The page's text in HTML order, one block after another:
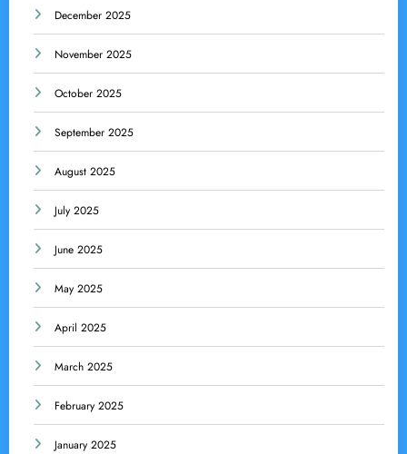
December 2025
November 2025
October 2025
September 2025
August 2025
July 2025
June 2025
May 2025
April 2025
March 2025
February 2025
January 2025